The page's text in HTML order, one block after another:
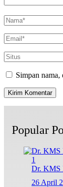
Simpan
Popular
1
Dr. KMS
26 April